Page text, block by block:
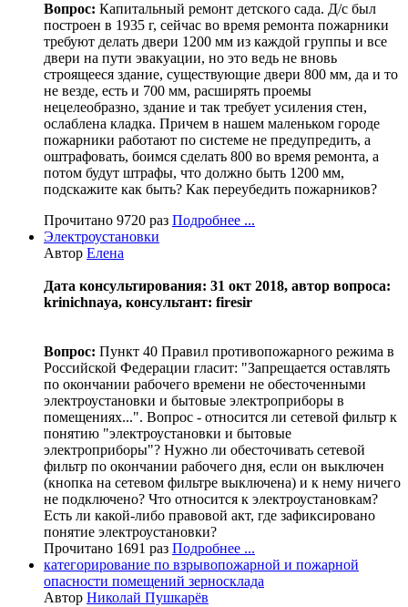
Вопрос: Капитальный ремонт детского сада. Д/с был
построен в 1935 г, сейчас во время ремонта пожарники
требуют делать двери 1200 мм из каждой группы и все
двери на пути эвакуации, но это ведь не вновь
строящееся здание, существующие двери 800 мм, да и то
не везде, есть и 700 мм, расширять проемы
нецелеобразно, здание и так требует усиления стен,
ослаблена кладка. Причем в нашем маленьком городе
пожарники работают по системе не предупредить, а
оштрафовать, боимся сделать 800 во время ремонта, а
потом будут штрафы, что должно быть 1200 мм,
подскажите как быть? Как переубедить пожарников?
Прочитано 9720 раз Подробнее ...
Электроустановки
Автор Елена
Дата консультирования: 31 окт 2018, автор вопроса:
krinichnaya, консультант: firesir
Вопрос: Пункт 40 Правил противопожарного режима в
Российской Федерации гласит: "Запрещается оставлять
по окончании рабочего времени не обесточенными
электроустановки и бытовые электроприборы в
помещениях...". Вопрос - относится ли сетевой фильтр к
понятию "электроустановки и бытовые
электроприборы"? Нужно ли обесточивать сетевой
фильтр по окончании рабочего дня, если он выключен
(кнопка на сетевом фильтре выключена) и к нему ничего
не подключено? Что относится к электроустановкам?
Есть ли какой-либо правовой акт, где зафиксировано
понятие электроустановки?
Прочитано 1691 раз Подробнее ...
категорирование по взрывопожарной и пожарной
опасности помещений зерносклада
Автор Николай Пушкарёв